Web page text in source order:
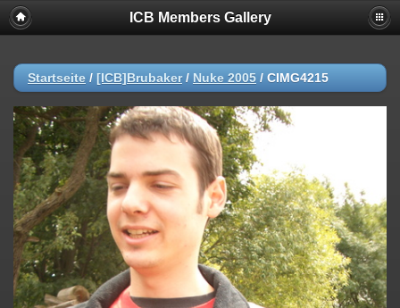
ICB Members Gallery
Startseite / [ICB]Brubaker/ Nuke 2005 / CIMG4215